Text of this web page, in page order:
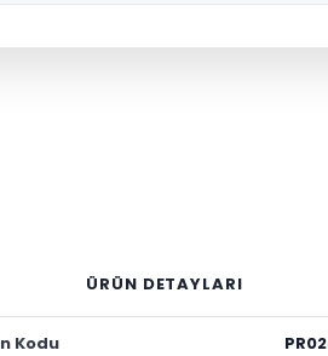
ÜRÜN DETAYLARI
Kodu